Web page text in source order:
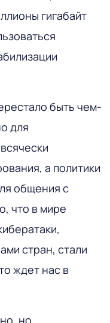
гигабайт
быть чем-
для
а политики
общения с
что в мире
стран, стали
ждет нас в
но